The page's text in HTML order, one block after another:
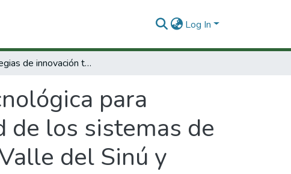
Log In
Estrategias de innovación tecnológica para mejorar la competitividad y sostenibilidad de los sistemas de producción de carne y leche bovina en la Valle del Sinú y sabanas de Córdoba, Sucre y Bolívar
para
los sistemas de
del Sinú y